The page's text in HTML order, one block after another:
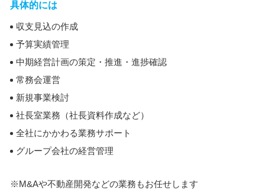
具体的には
収支見込の作成
予算実績管理
中期経営計画の策定・推進・進捗確認
常務会運営
新規事業検討
社長室業務（社長資料作成など）
全社にかかわる業務サポート
グループ会社の経営管理
※M&Aや不動産開発などの業務もお任せします